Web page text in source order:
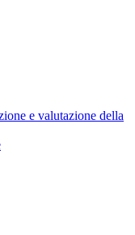
e valutazione della